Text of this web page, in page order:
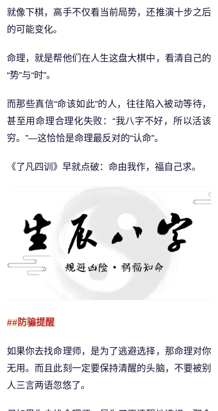
就像下棋，高手不仅看当前局势，还推演十步之后
的可能变化。
命理，就是帮他们在人生这盘大棋中，看清自己的
“势”与“时”。
而那些真信“命该如此”的人，往往陷入被动等待，
甚至用命理合理化失败：“我八字不好，所以活该
穷。”—这恰恰是命理最反对的“认命”。
《了凡四训》早就点破：命由我作，福自己求。
##防骗提醒
如果你去找命理师，是为了逃避选择，那命理对你
无用。而且此刻一定要保持清醒的头脑，不要被别
人三言两语忽悠了。